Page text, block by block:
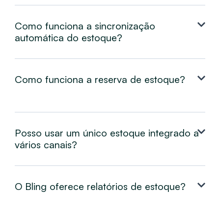
Como funciona a sincronização
automática do estoque?
Como funciona a reserva de estoque?
Posso usar um único estoque integrado a
vários canais?
O Bling oferece relatórios de estoque?